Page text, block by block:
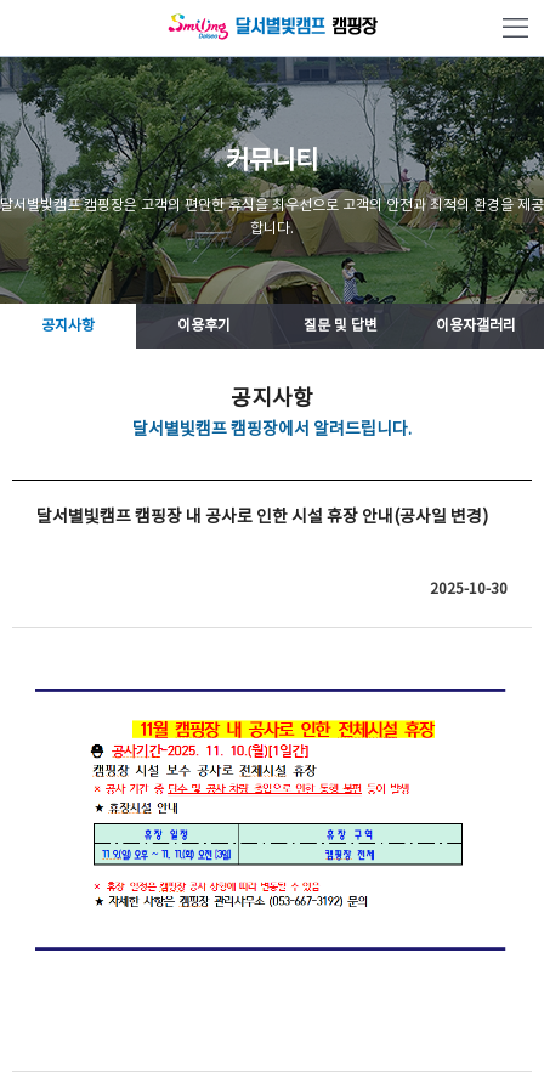
커뮤니티
달서별빛캠프 캠핑장은 고객의 편안한 휴식을 최우선으로 고객의 안전과 최적의 환경을 제공
합니다.
공지사항 이용후기 질문 및 답변 이용자갤러리
공지사항
달서별빛캠프 캠핑장에서 알려드립니다.
달서별빛캠프 캠핑장 내 공사로 인한 시설 휴장 안내(공사일 변경)
2025-10-30